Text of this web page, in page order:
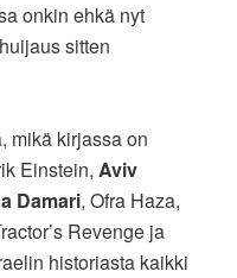
onkin ehkä nyt
sitten
mikä kirjassa on
Einstein,Aviv
Damari, Ofra Haza,
Revenge ja
historiasta kaikki